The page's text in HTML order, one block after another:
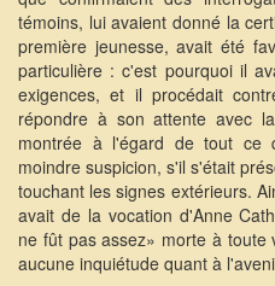
témoins, lui avaient donné la
première jeunesse, avait été
particulière : c'est pourquoi il
exigences, et il procédait
répondre à son attente avec
montrée à l'égard de tout
moindre suspicion, s'il s'était
touchant les signes extérieurs.
avait de la vocation d'Anne
ne fût pas assez» morte à
aucune inquiétude quant à